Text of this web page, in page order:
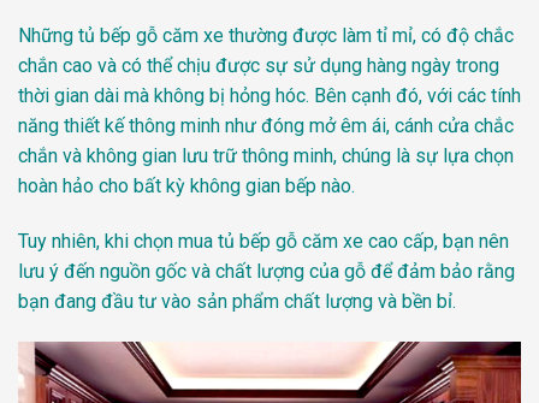
Những tủ bếp gỗ căm xe thường được làm tỉ mỉ, có độ chắc
chắn cao và có thể chịu được sự sử dụng hàng ngày trong
thời gian dài mà không bị hỏng hóc. Bên cạnh đó, với các tính
năng thiết kế thông minh như đóng mở êm ái, cánh cửa chắc
chắn và không gian lưu trữ thông minh, chúng là sự lựa chọn
hoàn hảo cho bất kỳ không gian bếp nào.
Tuy nhiên, khi chọn mua tủ bếp gỗ căm xe cao cấp, bạn nên
lưu ý đến nguồn gốc và chất lượng của gỗ để đảm bảo rằng
bạn đang đầu tư vào sản phẩm chất lượng và bền bỉ.